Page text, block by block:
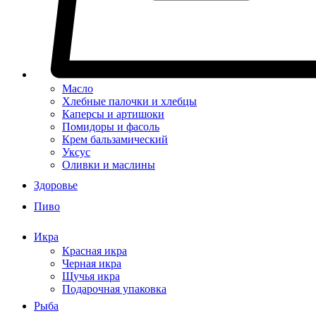
Масло
Хлебные палочки и хлебцы
Каперсы и артишоки
Помидоры и фасоль
Крем бальзамический
Уксус
Оливки и маслины
Здоровье
Пиво
Икра
Красная икра
Черная икра
Щучья икра
Подарочная упаковка
Рыба